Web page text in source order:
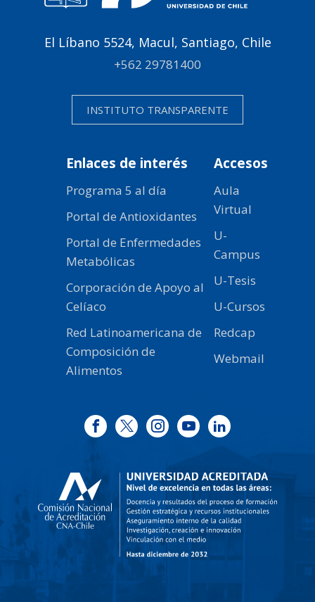
El Líbano 5524, Macul, Santiago, Chile
+562 29781400
INSTITUTO TRANSPARENTE
Enlaces de interés
Programa 5 al día
Portal de Antioxidantes
Portal de Enfermedades
Metabólicas
Corporación de Apoyo al
Celíaco
Red Latinoamericana de
Composición de
Alimentos
Accesos
Aula
Virtual
U-
Campus
U-Tesis
U-Cursos
Redcap
Webmail